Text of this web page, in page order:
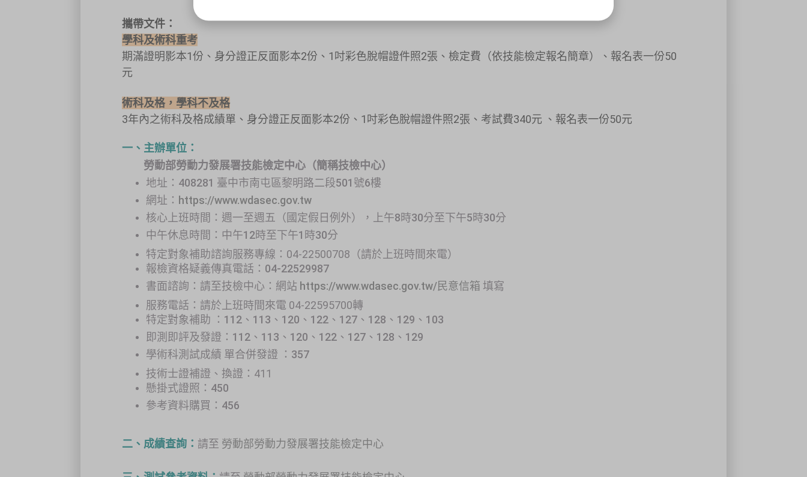
攜帶文件：
學科及術科重考
期滿證明影本1份、身分證正反面影本2份、1吋彩色脫帽證件照2張、檢定費（依技能檢定報名簡章）、報名表一份50
元
術科及格，學科不及格
3年內之術科及格成績單、身分證正反面影本2份、1吋彩色脫帽證件照2張、考試費340元 、報名表一份50元
一、主辦單位：
勞動部勞動力發展署技能檢定中心（簡稱技檢中心）
地址：408281 臺中市南屯區黎明路二段501號6樓
網址： https://www.wdasec.gov.tw
核心上班時間：週一至週五（國定假日例外），上午8時30分至下午5時30分
中午休息時間：中午12時至下午1時30分
特定對象補助諮詢服務專線：04-22500708（請於上班時間來電）
報檢資格疑義傳真電話：04-22529987
書面諮詢：請至技檢中心：網站 https://www.wdasec.gov.tw/民意信箱 填寫
服務電話：請於上班時間來電 04-22595700轉
特定對象補助 ：112、113、120、122、127、128 、129 、103
即測即評及發證：112、113、120、122、127、128 、129
學術科測試成績 單合併發證 ：357
技術士證補證、換證：411
懸掛式證照：450
參考資料購買：456
二、成績查詢： 請至 勞動部勞動力發展署技能檢定中心